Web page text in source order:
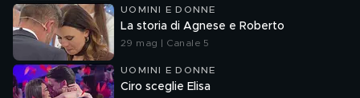
UOMINI E DONNE
La storia di Agnese e Roberto
29 mag | Canale 5
UOMINI E DONNE
Ciro sceglie Elisa